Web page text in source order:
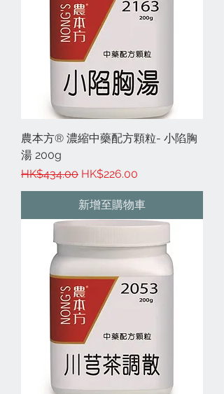
農本方® 濃縮中藥配方顆粒- 小陷胸
湯 200g
一般價格
HK$434.00 促銷價格
HK$226.00
新增至購物車